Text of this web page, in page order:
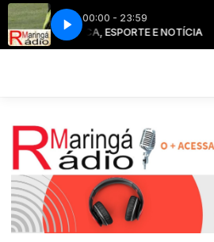
00:00 - 23:59
MÚSICA, ESPORTE E NOTÍCIA